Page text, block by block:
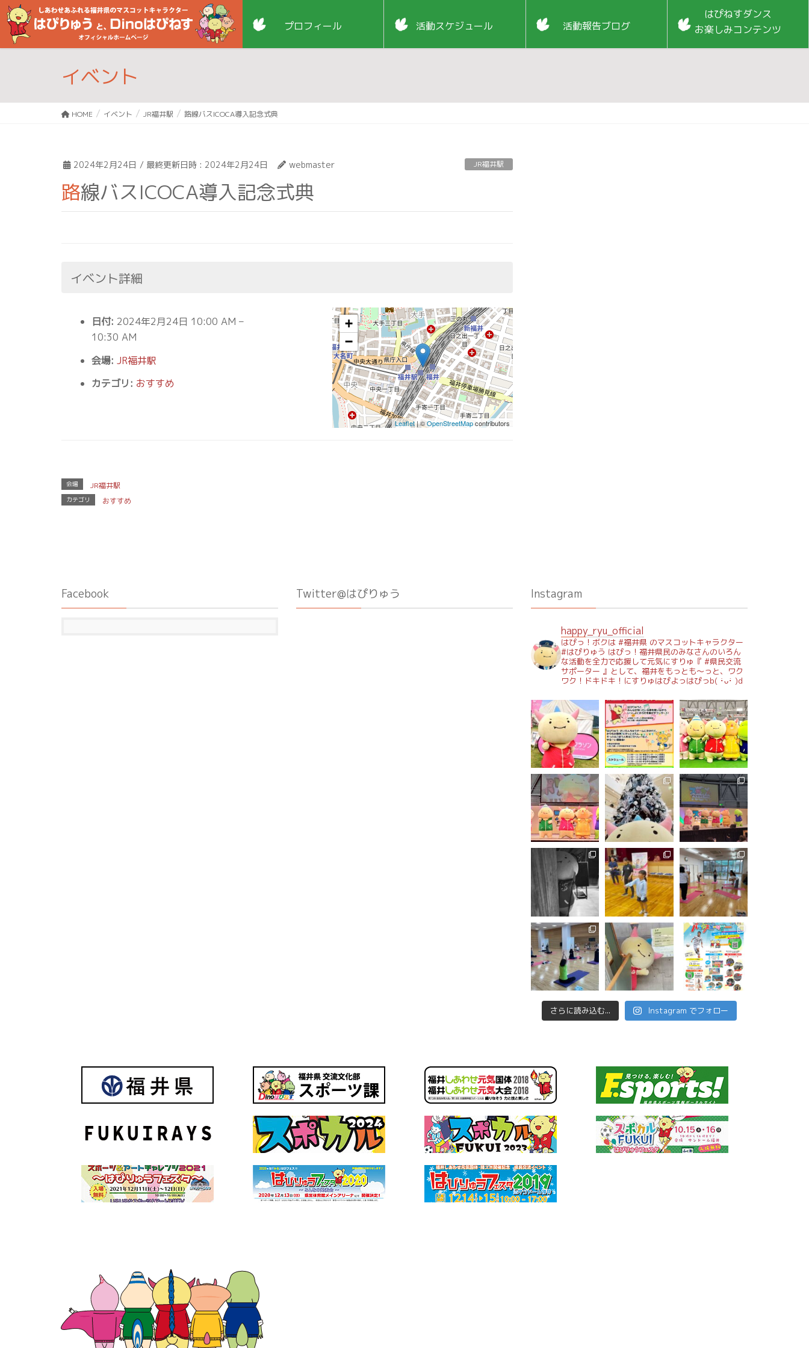
プロフィール 活動スケジュール 活動報告ブログ
はぴねすダンス
お楽しみコンテンツ
イベント
HOME イベント JR福井駅 路線バスICOCA導入記念式典
2024年2月24日 / 最終更新日時 : 2024年2月24日 webmaster JR福井駅
路線バスICOCA導入記念式典
イベント詳細
日付: 2024年2月24日 10:00 AM –
10:30 AM
会場: JR福井駅
カテゴリ: おすすめ
+
−
Leaflet| ©OpenStreetMapcontributors
会場 JR福井駅
カテゴリ おすすめ
Facebook Twitter@はぴりゅう Instagram
happy_ryu_official
はぴっ！ボクは #福井県 のマスコットキャラクター
#はぴりゅう はぴっ！福井県民のみなさんのいろん
な活動を全力で応援して元気にすりゅ『 #県民交流
サポーター 』として、福井をもっとも～っと、ワク
ワク！ドキドキ！にすりゅはぴよっはぴっb( ･̀ᴗ･́ )d
さらに読み込む... Instagram でフォロー